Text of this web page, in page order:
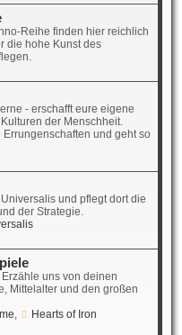
Reihe finden hier reichlich
die hohe Kunst des
- erschafft eure eigene
der Menschheit.
und geht so
und pflegt dort die
der Strategie.
uns von deinen
Mittelalter und den großen
,
Hearts of Iron